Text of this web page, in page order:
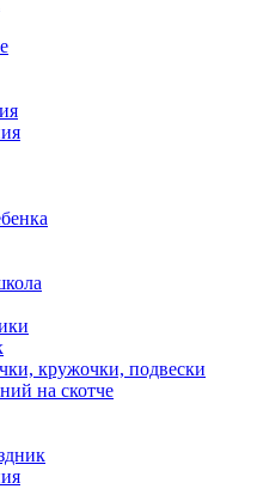
кружочки, подвески
на скотче